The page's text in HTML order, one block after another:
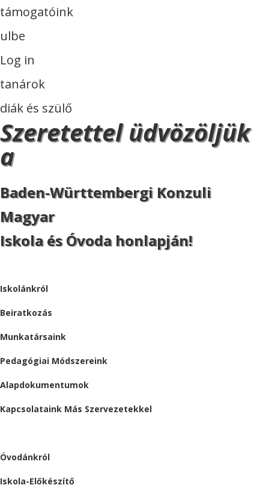
támogatóink
ulbe
Log in
tanárok
diák és szülő
Szeretettel üdvözöljük
a
Baden-Württembergi Konzuli
Magyar
Iskola és Óvoda honlapján!
Iskolánkról
Beiratkozás
Munkatársaink
Pedagógiai Módszereink
Alapdokumentumok
Kapcsolataink Más Szervezetekkel
Óvodánkról
Iskola-Előkészítő